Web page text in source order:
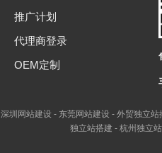
推广计划
代理商登录
OEM定制
深圳网站建设 - 东莞网站建设 - 外贸独立站
独立站搭建 - 杭州独立